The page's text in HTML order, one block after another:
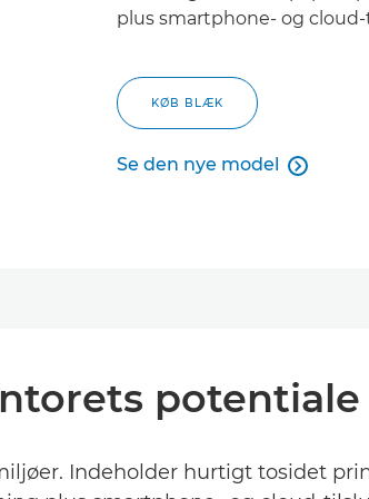
plus smartphone- og
KØB BLÆK
Se den nye model
Se den nye model

potentiale
Indeholder hurtigt tosidet